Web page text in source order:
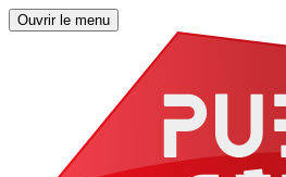
Ouvrir le menu